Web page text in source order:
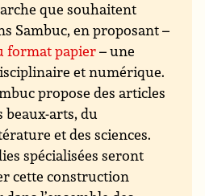
que souhaitent
Sambuc, en proposant –
format papier– une
et numérique.
propose des articles
beaux-arts, du
et des sciences.
spécialisées seront
cette construction